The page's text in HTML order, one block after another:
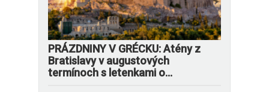
PRÁZDNINY V GRÉCKU: Atény z
Bratislavy v augustových
termínoch s letenkami o...